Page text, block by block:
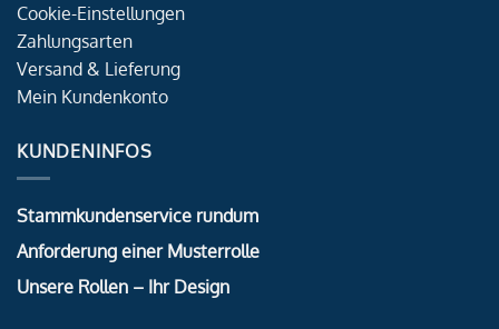
Cookie-Einstellungen
Zahlungsarten
Versand & Lieferung
Mein Kundenkonto
KUNDENINFOS
Stammkundenservice rundum
Anforderung einer Musterrolle
Unsere Rollen – Ihr Design